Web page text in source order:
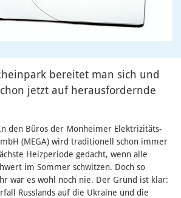
bereitet man sich und
jetzt auf herausfordernde
den Büros der Monheimer Elektrizitäts-
(MEGA) wird traditionell schon immer
Heizperiode gedacht, wenn alle
im Sommer schwitzen. Doch so
war es wohl noch nie. Der Grund ist klar:
Russlands auf die Ukraine und die